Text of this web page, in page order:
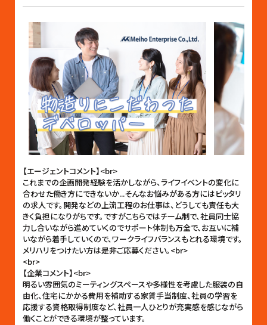
【エージェントコメント】<br>
これまでの企画開発経験を活かしながら、ライフイベントの変化に
合わせた働き方にできないか...そんなお悩みがある方にはピッタリ
の求人です。開発などの上流工程のお仕事は、どうしても責任も大
きく負担になりがちです。ですがこちらではチーム制で、社員同士協
力し合いながら進めていくのでサポート体制も万全で、お互いに補
いながら着手していくので、ワークライフバランスもとれる環境です。
メリハリをつけたい方は是非ご応募ください。<br>
<br>
【企業コメント】<br>
明るい雰囲気のミーティングスペースや多様性を考慮した服装の自
由化、住宅にかかる費用を補助する家賃手当制度、社員の学習を
応援する資格取得制度など、社員一人ひとりが充実感を感じながら
働くことができる環境が整っています。